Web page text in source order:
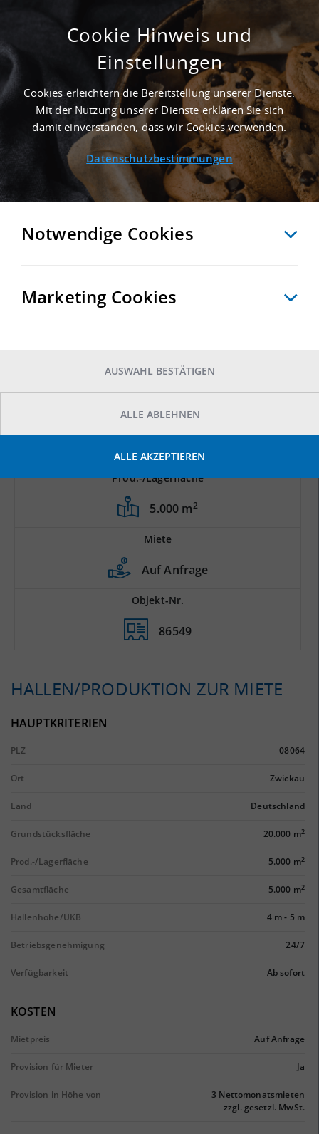
GEPFLEGT - 5.000 M² GEWERBEHALLE IN
ZWICKAU NAHE GÜTERVERKEHRSZENTRUM
TERMINAL GLAUCHAU (HOF, SONNEBERG,
PILSEN) - LANDKREIS ZWICKAU
Immobiliensuche / Detailansicht
Prod.-/Lagerfläche
5.000 m2
Miete
Auf Anfrage
Objekt-Nr.
86549
HALLEN/PRODUKTION ZUR MIETE
HAUPTKRITERIEN
PLZ 08064
Ort Zwickau
Land Deutschland
Grundstücksfläche 20.000 m2
Prod.-/Lagerfläche 5.000 m2
Gesamtfläche 5.000 m2
Hallenhöhe/UKB 4 m- 5 m
Betriebsgenehmigung 24/7
Verfügbarkeit Ab sofort
KOSTEN
Mietpreis Auf Anfrage
Provision für Mieter Ja
Provision in Höhe von
3 Nettomonatsmieten
zzgl. gesetzl. MwSt.
Cookie Hinweis und
Einstellungen
Cookies erleichtern die Bereitstellung unserer Dienste.
Mit der Nutzung unserer Dienste erklären Sie sich
damit einverstanden, dass wir Cookies verwenden.
Datenschutzbestimmungen
Notwendige Cookies
Marketing Cookies
AUSWAHL BESTÄTIGEN
ALLE ABLEHNEN
ALLE AKZEPTIEREN